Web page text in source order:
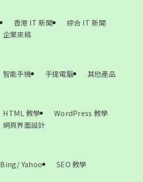
香港 IT 新聞
綜合 IT 新聞
企業來稿
智能手機 手提電腦 其他產品
HTML 教學
WordPress 教學
網頁界面設計
Bing/ Yahoo SEO 教學